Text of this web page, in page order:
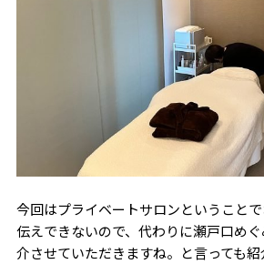
今回はプライベートサロンということ
伝えできないので、代わりに瀬戸口め
介させていただきますね。と言っても